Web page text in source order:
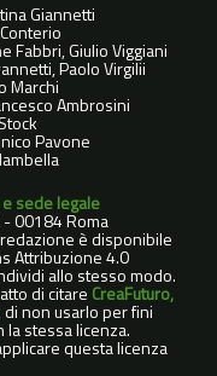
Giannetti
Fabbri, Giulio Viggiani
Paolo Virgilii
Marchi
Ambrosini
Pavone
sede legale
- 00184 Roma
è disponibile
Attribuzione 4.0
allo stesso modo.
di citare CreaFuturo,
, di non usarlo per fini
stessa licenza.
questa licenza